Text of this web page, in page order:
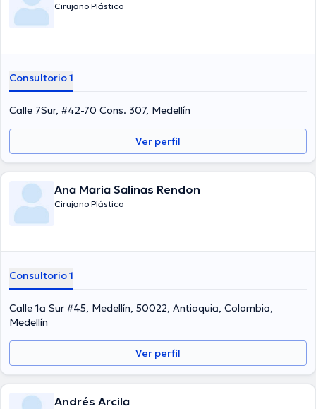
Cirujano Plástico
Consultorio 1
Calle 7Sur, #42-70 Cons. 307, Medellín
Ver perfil
Ana Maria Salinas Rendon
Cirujano Plástico
Consultorio 1
Calle 1a Sur #45, Medellín, 50022, Antioquia, Colombia,
Medellín
Ver perfil
Andrés Arcila